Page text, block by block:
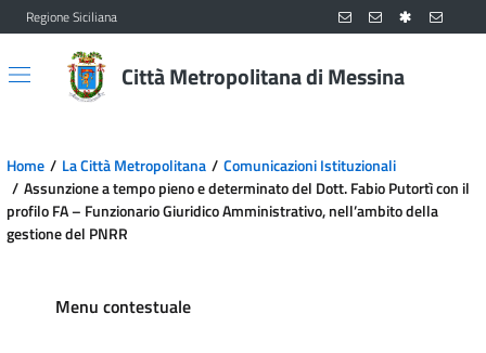
Vai al contenuto principale
Vai al menu principale
Regione Siciliana
Città Metropolitana di Messina
Home La Città Metropolitana
Comunicazioni Istituzionali
Assunzione a tempo pieno e determinato del Dott. Fabio Putortì con il
profilo FA – Funzionario Giuridico Amministrativo, nell’ambito della
gestione del PNRR
Menu contestuale